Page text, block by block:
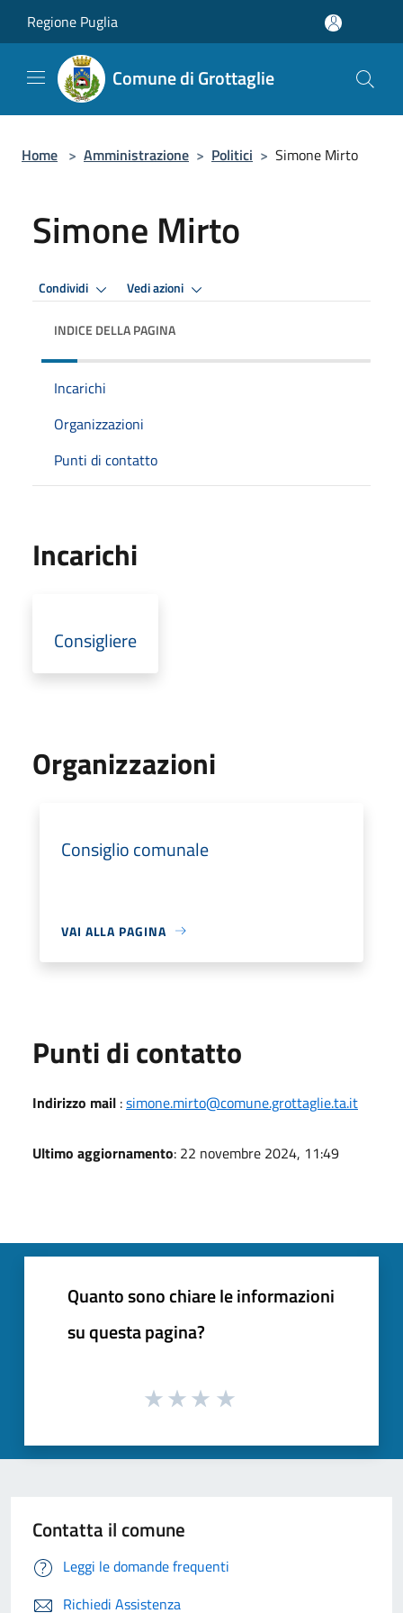
Regione Puglia
Comune di Grottaglie
Home > Amministrazione > Politici > Simone Mirto
Simone Mirto
Condividi Vedi azioni
INDICE DELLA PAGINA
Incarichi
Organizzazioni
Punti di contatto
Incarichi
Consigliere
Organizzazioni
Consiglio comunale
VAI ALLA PAGINA
Punti di contatto
Indirizzo mail :simone.mirto@comune.grottaglie.ta.it
Ultimo aggiornamento: 22 novembre 2024, 11:49
Quanto sono chiare le informazioni
su questa pagina?
Contatta il comune
Leggi le domande frequenti
Richiedi Assistenza